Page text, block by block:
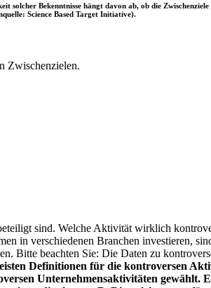
solcher Bekenntnisse hängt davon ab, ob die
Science Based Target Initiative).
Zwischenzielen.
sind. Welche Aktivität wirklich
in verschiedenen Branchen investieren,
Bitte beachten Sie: Die Daten zu
Definitionen für die kontroversen
Unternehmensaktivitäten gewählt.